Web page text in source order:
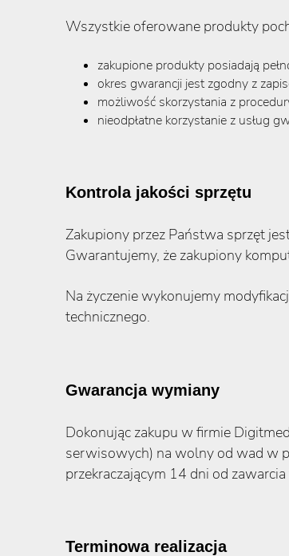
Wszystkie oferowane produkty
zakupione produkty posiadają
okres gwarancji jest zgodny z
możliwość skorzystania z
nieodpłatne korzystanie z usług
Kontrola jakości sprzętu
Zakupiony przez Państwa sprzęt
Gwarantujemy, że zakupiony
Na życzenie wykonujemy
technicznego.
Gwarancja wymiany
Dokonując zakupu w firmie
serwisowych) na wolny od wad w
przekraczającym 14 dni od
Terminowa realizacja